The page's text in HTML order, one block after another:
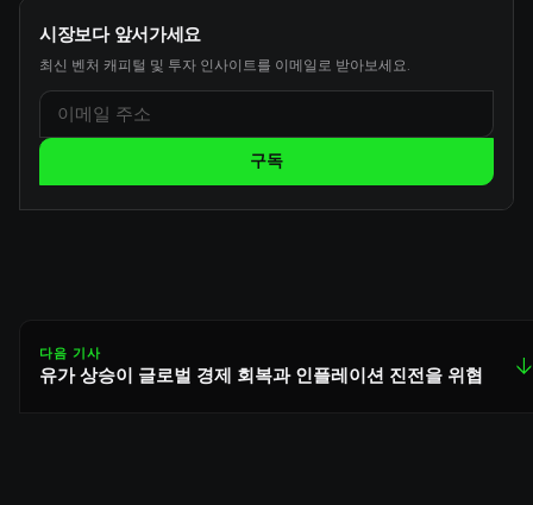
시장보다 앞서가세요
최신 벤처 캐피털 및 투자 인사이트를 이메일로 받아보세요.
구독
다음 기사
유가 상승이 글로벌 경제 회복과 인플레이션 진전을 위협 ↓